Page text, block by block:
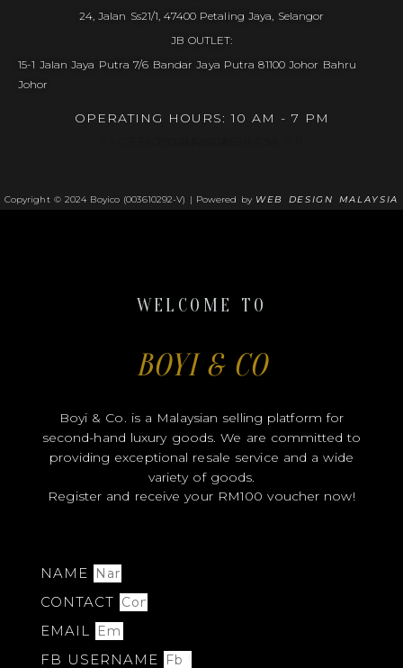
24, Jalan Ss21/1, 47400 Petaling Jaya, Selangor
JB OUTLET:
15-1 Jalan Jaya Putra 7/6 Bandar Jaya Putra 81100 Johor Bahru
Johor
OPERATING HOURS: 10 AM - 7 PM
Copyright © 2024 Boyico (003610292-V) | Powered by WEB DESIGN MALAYSIA
WELCOME TO
BOYI & CO
Boyi & Co. is a Malaysian selling platform for
second-hand luxury goods. We are committed to
providing exceptional resale service and a wide
variety of goods.
Register and receive your RM100 voucher now!
NAME
CONTACT
EMAIL
FB USERNAME